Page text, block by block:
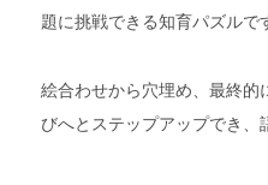
題に挑戦できる知育パズルで
絵合わせから穴埋め、最終的
びへとステップアップでき、